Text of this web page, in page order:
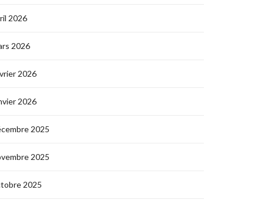
2026
2026
2026
2026
2025
2025
2025